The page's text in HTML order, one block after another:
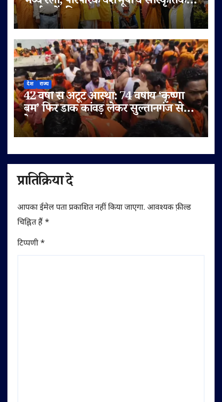
कार्यक्रमों की धूम
देश राज्य
42 वर्षों से अटूट आस्था: 74 वर्षीय ‘कृष्णा
बम’ फिर डाक कांवड़ लेकर सुल्तानगंज से
देवघर रवाना
प्रातिक्रिया दे
आपका ईमेल पता प्रकाशित नहीं किया जाएगा. आवश्यक फ़ील्ड
चिह्नित हैं *
टिप्पणी*